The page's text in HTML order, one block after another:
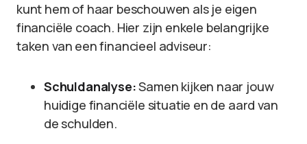
kunt hem of haar beschouwen als je eigen
financiële coach. Hier zijn enkele belangrijke
taken van een financieel adviseur:
Schuldanalyse:Samen kijken naar jouw
huidige financiële situatie en de aard van
de schulden.